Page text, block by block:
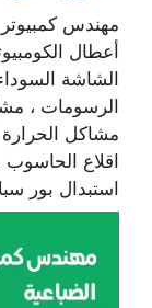
مهندس
أعطال
الشاشة
الرسومات ،
مشاكل الحرارة
اقلاع الحاسوب
استبدال بور